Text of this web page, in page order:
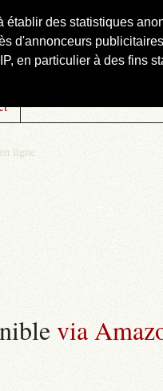
des statistiques
d'annonceurs
en particulier à des fins
ligne
via